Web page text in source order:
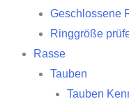
Geschlossene
Ringgröße
Rasse
Tauben
Tauben